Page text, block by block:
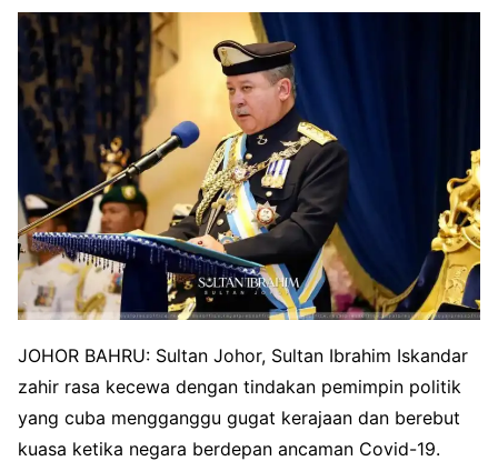
JOHOR BAHRU: Sultan Johor, Sultan Ibrahim Iskandar
zahir rasa kecewa dengan tindakan pemimpin politik
yang cuba mengganggu gugat kerajaan dan berebut
kuasa ketika negara berdepan ancaman Covid-19.